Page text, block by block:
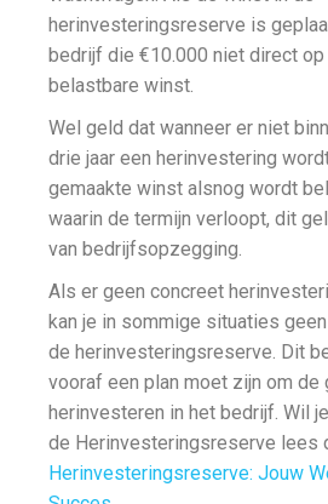
herinvesteringsreserve is
bedrijf die €10.000 niet direct
belastbare winst.
Wel geld dat wanneer er niet
drie jaar een herinvestering
gemaakte winst alsnog wordt
waarin de termijn verloopt, dit
van bedrijfsopzegging.
Als er geen concreet
kan je in sommige situaties
de herinvesteringsreserve. Dit
vooraf een plan moet zijn om de
herinvesteren in het bedrijf. Wil
de Herinvesteringsreserve lees
Herinvesteringsreserve: Jouw